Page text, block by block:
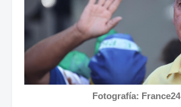
Fotografía: France24